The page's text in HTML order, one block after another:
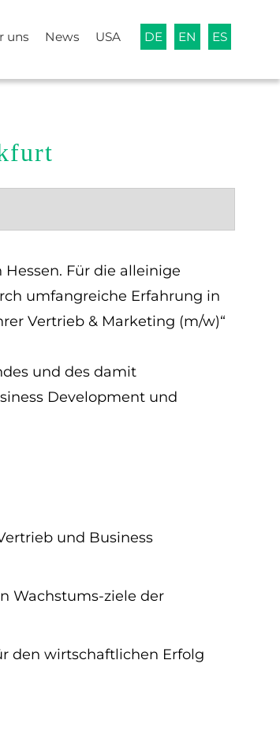
uns News USA DE EN ES
Für die alleinige
umfangreiche Erfahrung in
Vertrieb & Marketing (m/w)“
und des damit
Development und
und Business
Wachstums-ziele der
den wirtschaftlichen Erfolg